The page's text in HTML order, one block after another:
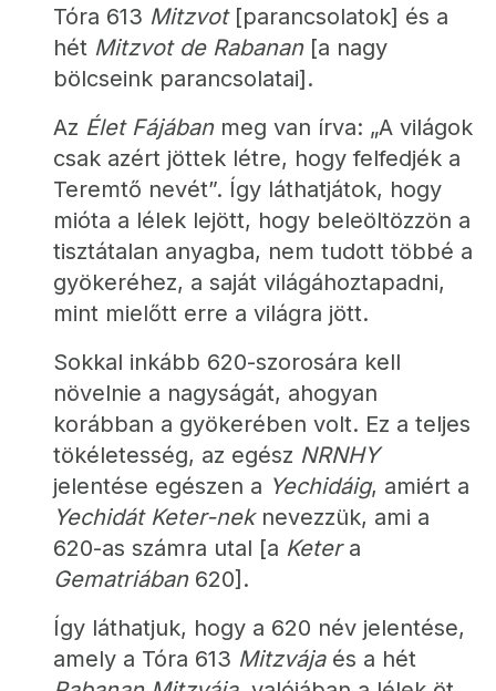
Tóra 613 Mitzvot [parancsolatok] és a
hét Mitzvot de Rabanan [a nagy
bölcseink parancsolatai].
Az Élet Fájában meg van írva: „A világok
csak azért jöttek létre, hogy felfedjék a
Teremtő nevét”. Így láthatjátok, hogy
mióta a lélek lejött, hogy beleöltözzön a
tisztátalan anyagba, nem tudott többé a
gyökeréhez, a saját világáhoztapadni,
mint mielőtt erre a világra jött.
Sokkal inkább 620-szorosára kell
növelnie a nagyságát, ahogyan
korábban a gyökerében volt. Ez a teljes
tökéletesség, az egész NRNHY
jelentése egészen a Yechidáig
Yechidát Keter-nek nevezzük, ami a
620-as számra utal [a Keter
Gematriában 620].
Így láthatjuk, hogy a 620 név jelentése,
amely a Tóra 613 Mitzvája